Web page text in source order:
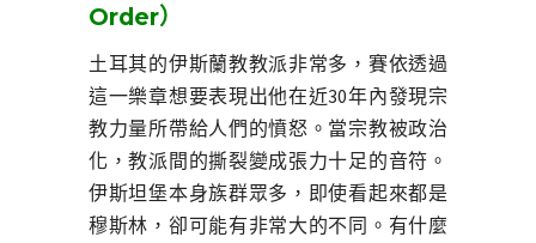
Order）
土耳其的伊斯蘭教教派非常多，賽依透過
這一樂章想要表現出他在近30年內發現宗
教力量所帶給人們的憤怒。當宗教被政治
化，教派間的撕裂變成張力十足的音符。
伊斯坦堡本身族群眾多，即使看起來都是
穆斯林，卻可能有非常大的不同。有什麼